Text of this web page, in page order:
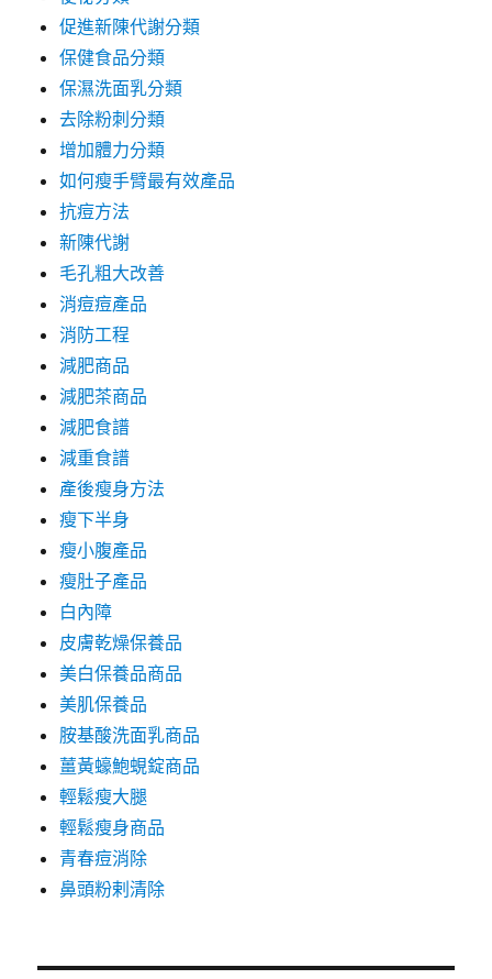
促進新陳代謝分類
保健食品分類
保濕洗面乳分類
去除粉刺分類
增加體力分類
如何瘦手臂最有效產品
抗痘方法
新陳代謝
毛孔粗大改善
消痘痘產品
消防工程
減肥商品
減肥茶商品
減肥食譜
減重食譜
產後瘦身方法
瘦下半身
瘦小腹產品
瘦肚子產品
白內障
皮膚乾燥保養品
美白保養品商品
美肌保養品
胺基酸洗面乳商品
薑黃蠔鮑蜆錠商品
輕鬆瘦大腿
輕鬆瘦身商品
青春痘消除
鼻頭粉剌清除